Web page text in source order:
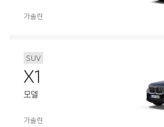
가솔린
SUV
X1
모델
가솔린